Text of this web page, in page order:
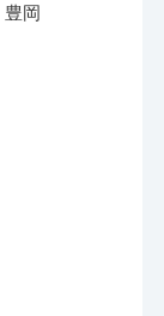
豊岡